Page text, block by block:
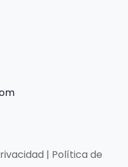
| Política de